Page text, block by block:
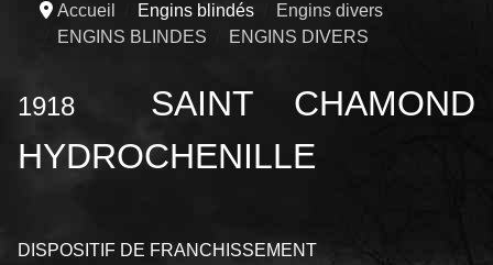
Accueil Engins blindés
Engins divers
ENGINS BLINDES
ENGINS DIVERS
1918 SAINT CHAMOND
HYDROCHENILLE
DISPOSITIF DE FRANCHISSEMENT